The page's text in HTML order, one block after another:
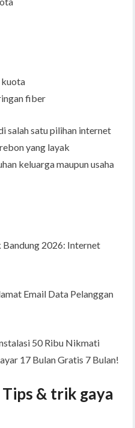
fiber
salah satu pilihan internet
yang layak
keluarga maupun usaha
2026: Internet
Email Data Pelanggan
50 Ribu Nikmati
17 Bulan Gratis 7 Bulan!
& trik gaya